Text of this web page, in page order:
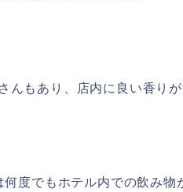
んもあり、店内に良い香り
度でもホテル内での飲み物